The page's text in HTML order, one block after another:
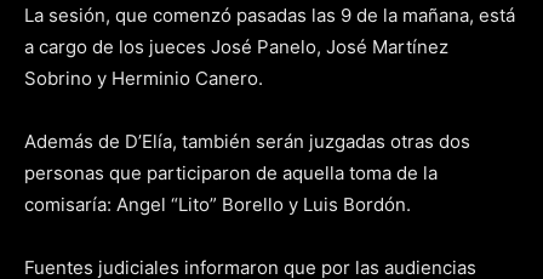
La sesión, que comenzó pasadas las 9 de la mañana, está
a cargo de los jueces José Panelo, José Martínez
Sobrino y Herminio Canero.
Además de D’Elía, también serán juzgadas otras dos
personas que participaron de aquella toma de la
comisaría: Angel “Lito” Borello y Luis Bordón.
Fuentes judiciales informaron que por las audiencias